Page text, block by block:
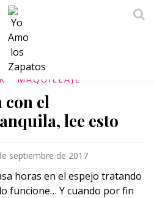
MAQUILLAJE
con el
lee esto
septiembre de 2017
horas en el espejo tratando
funcione… Y cuando por fin